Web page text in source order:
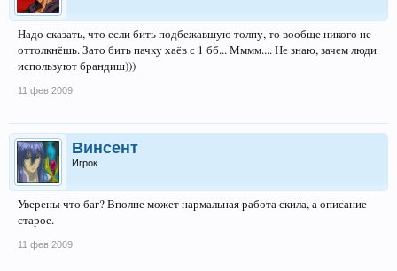
Надо сказать, что если бить подбежавшую толпу, то вообще никого не
оттолкнёшь. Зато бить пачку хаёв с 1 бб... Мммм.... Не знаю, зачем люди
используют брандиш)))
11 фев 2009
Винсент
Игрок
Уверены что баг? Вполне может нармальная работа скила, а описание
старое.
11 фев 2009